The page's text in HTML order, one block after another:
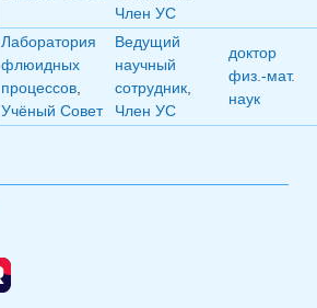
Член УС
Лаборатория
флюидных
процессов
Учёный Совет
Ведущий
научный
сотрудник
Член УС
доктор
физ.-мат.
наук